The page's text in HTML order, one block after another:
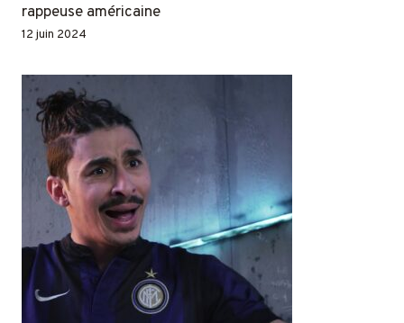
rappeuse américaine
12 juin 2024